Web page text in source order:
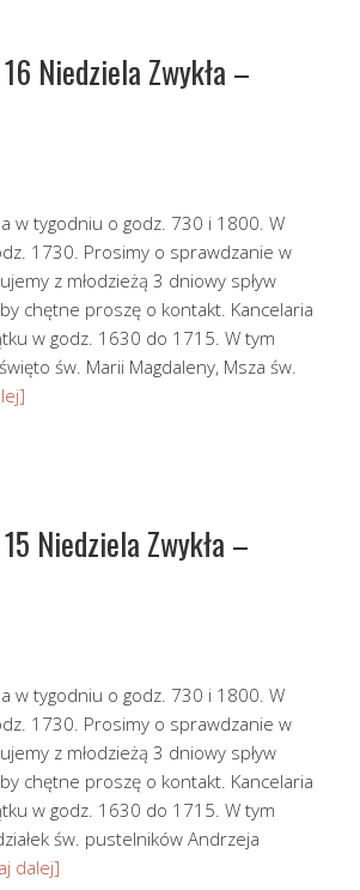
16 Niedziela Zwykła –
w tygodniu o godz. 730 i 1800. W
1730. Prosimy o sprawdzanie w
z młodzieżą 3 dniowy spływ
chętne proszę o kontakt. Kancelaria
w godz. 1630 do 1715. W tym
św. Marii Magdaleny, Msza św.
15 Niedziela Zwykła –
w tygodniu o godz. 730 i 1800. W
1730. Prosimy o sprawdzanie w
z młodzieżą 3 dniowy spływ
chętne proszę o kontakt. Kancelaria
w godz. 1630 do 1715. W tym
św. pustelników Andrzeja
dalej]